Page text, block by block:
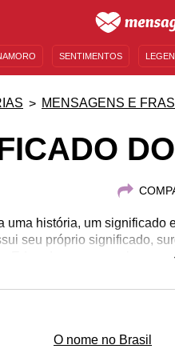
SENTIMENTOS
MENSAGENS E
uma história, um significado
seu próprio significado,
Eduarda, por exemplo,
um conteúdo com
para enviar a uma
O nome no Brasil